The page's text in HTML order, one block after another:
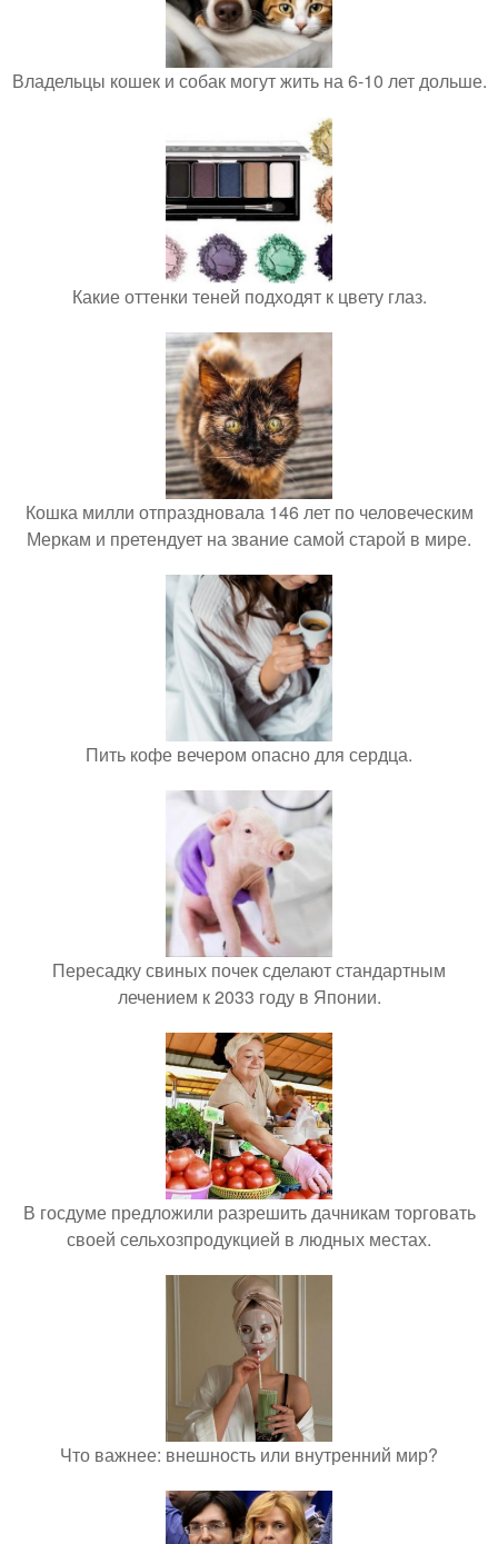
Владельцы кошек и собак могут жить на 6-10 лет дольше.
Какие оттенки теней подходят к цвету глаз.
Кошка милли отпраздновала 146 лет по человеческим
Меркам и претендует на звание самой старой в мире.
Пить кофе вечером опасно для сердца.
Пересадку свиных почек сделают стандартным
лечением к 2033 году в Японии.
В госдуме предложили разрешить дачникам торговать
своей сельхозпродукцией в людных местах.
Что важнее: внешность или внутренний мир?